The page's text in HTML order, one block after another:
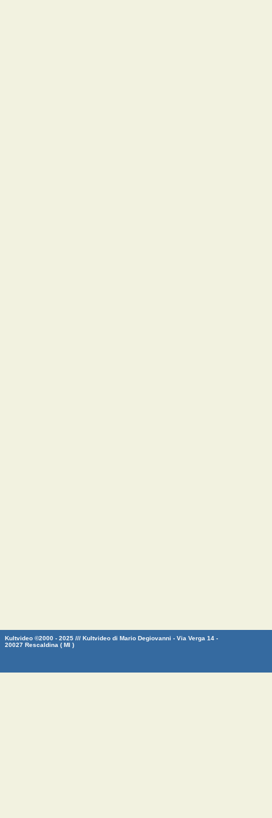
Kultvideo ©2000 - 2025 /// Kultvideo di Mario Degiovanni - Via Verga 14 -
20027 Rescaldina ( MI )